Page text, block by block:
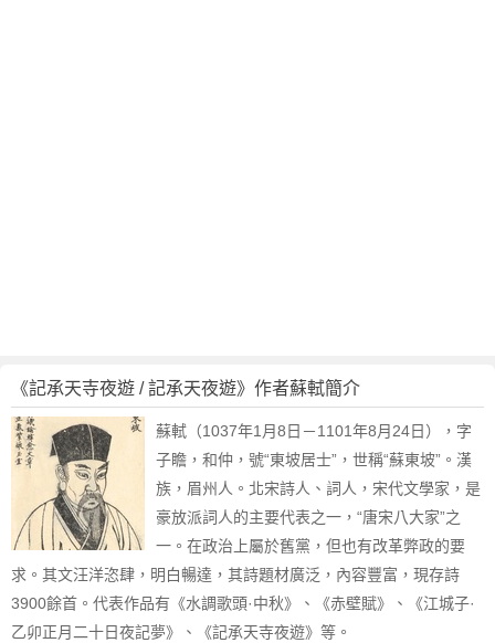
《記承天寺夜遊 / 記承天夜遊》作者蘇軾簡介
蘇軾（1037年1月8日－1101年8月24日），字
子瞻，和仲，號“東坡居士”，世稱“蘇東坡”。漢
族，眉州人。北宋詩人、詞人，宋代文學家，是
豪放派詞人的主要代表之一，“唐宋八大家”之
一。在政治上屬於舊黨，但也有改革弊政的要
求。其文汪洋恣肆，明白暢達，其詩題材廣泛，內容豐富，現存詩
3900餘首。代表作品有《水調歌頭·中秋》、《赤壁賦》、《江城子·
乙卯正月二十日夜記夢》、《記承天寺夜遊》等。